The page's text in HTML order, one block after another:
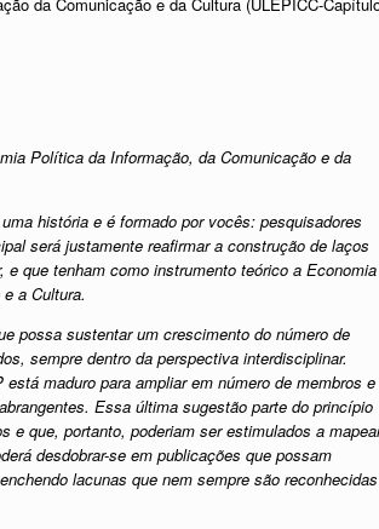
Política da Informação, da Comunicação e da
história e é formado por vocês: pesquisadores
será justamente reafirmar a construção de laços
que tenham como instrumento teórico a Economia
a Cultura.
possa sustentar um crescimento do número de
sempre dentro da perspectiva interdisciplinar.
maduro para ampliar em número de membros e
Essa última sugestão parte do princípio
e que, portanto, poderiam ser estimulados a
desdobrar-se em publicações que possam
lacunas que nem sempre são reconhecidas